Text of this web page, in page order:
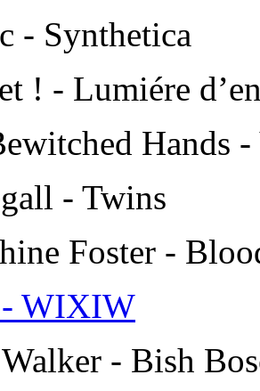
- Synthetica
! - Lumiére
Hands
- Twins
Foster -
WIXIW
- Bish